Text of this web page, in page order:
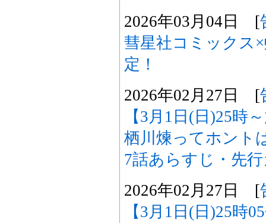
2026年03月04日 [
彗星社コミックス
定！
2026年02月27日 [
【3月1日(日)25時
栖川煉ってホント
7話あらすじ・先
2026年02月27日 [
【3月1日(日)25時